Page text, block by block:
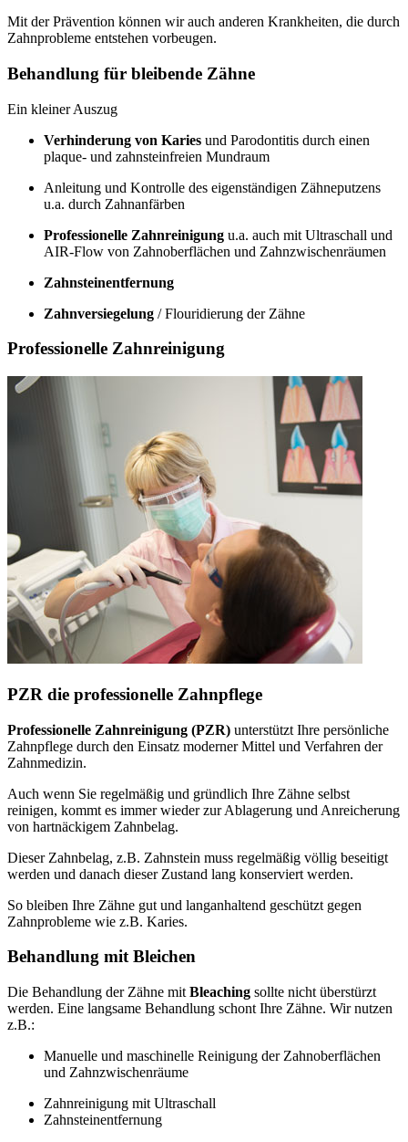
Mit der Prävention können wir auch anderen Krankheiten, die durch
Zahnprobleme entstehen vorbeugen.
Behandlung für bleibende Zähne
Ein kleiner Auszug
Verhinderung von Karies und Parodontitis durch einen
plaque- und zahnsteinfreien Mundraum
Anleitung und Kontrolle des eigenständigen Zähneputzens
u.a. durch Zahnanfärben
Professionelle Zahnreinigung u.a. auch mit Ultraschall und
AIR-Flow von Zahnoberflächen und Zahnzwischenräumen
Zahnsteinentfernung
Zahnversiegelung / Flouridierung der Zähne
Professionelle Zahnreinigung
PZR die professionelle Zahnpflege
Professionelle Zahnreinigung (PZR) unterstützt Ihre persönliche
Zahnpflege durch den Einsatz moderner Mittel und Verfahren der
Zahnmedizin.
Auch wenn Sie regelmäßig und gründlich Ihre Zähne selbst
reinigen, kommt es immer wieder zur Ablagerung und Anreicherung
von hartnäckigem Zahnbelag.
Dieser Zahnbelag, z.B. Zahnstein muss regelmäßig völlig beseitigt
werden und danach dieser Zustand lang konserviert werden.
So bleiben Ihre Zähne gut und langanhaltend geschützt gegen
Zahnprobleme wie z.B. Karies.
Behandlung mit Bleichen
Die Behandlung der Zähne mit Bleaching sollte nicht überstürzt
werden. Eine langsame Behandlung schont Ihre Zähne. Wir nutzen
z.B.:
Manuelle und maschinelle Reinigung der Zahnoberflächen
und Zahnzwischenräume
Zahnreinigung mit Ultraschall
Zahnsteinentfernung